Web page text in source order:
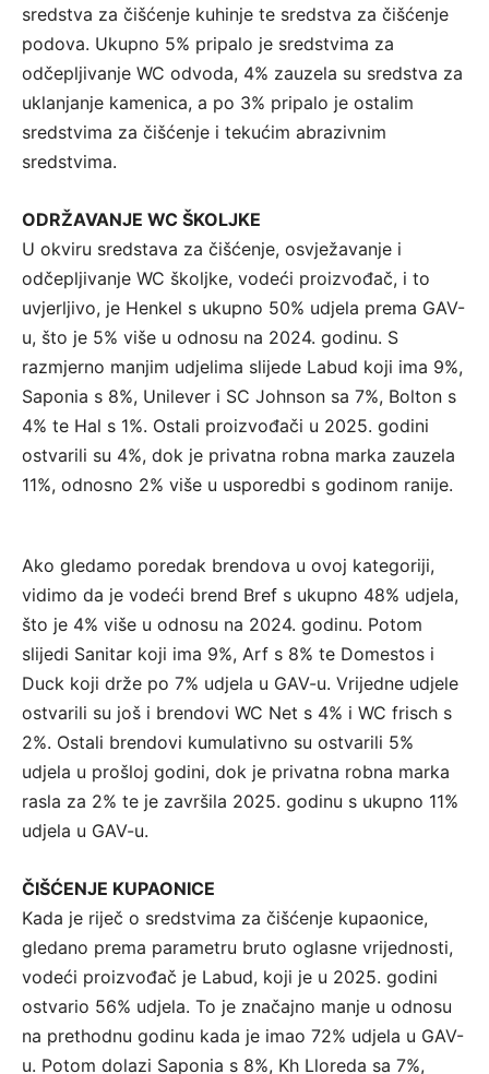
sredstva za čišćenje kuhinje te sredstva za čišćenje
podova. Ukupno 5% pripalo je sredstvima za
odčepljivanje WC odvoda, 4% zauzela su sredstva za
uklanjanje kamenica, a po 3% pripalo je ostalim
sredstvima za čišćenje i tekućim abrazivnim
sredstvima.
ODRŽAVANJE WC ŠKOLJKE
U okviru sredstava za čišćenje, osvježavanje i
odčepljivanje WC školjke, vodeći proizvođač, i to
uvjerljivo, je Henkel s ukupno 50% udjela prema GAV-
u, što je 5% više u odnosu na 2024. godinu. S
razmjerno manjim udjelima slijede Labud koji ima 9%,
Saponia s 8%, Unilever i SC Johnson sa 7%, Bolton s
4% te Hal s 1%. Ostali proizvođači u 2025. godini
ostvarili su 4%, dok je privatna robna marka zauzela
11%, odnosno 2% više u usporedbi s godinom ranije.
Ako gledamo poredak brendova u ovoj kategoriji,
vidimo da je vodeći brend Bref s ukupno 48% udjela,
što je 4% više u odnosu na 2024. godinu. Potom
slijedi Sanitar koji ima 9%, Arf s 8% te Domestos i
Duck koji drže po 7% udjela u GAV-u. Vrijedne udjele
ostvarili su još i brendovi WC Net s 4% i WC frisch s
2%. Ostali brendovi kumulativno su ostvarili 5%
udjela u prošloj godini, dok je privatna robna marka
rasla za 2% te je završila 2025. godinu s ukupno 11%
udjela u GAV-u.
ČIŠĆENJE KUPAONICE
Kada je riječ o sredstvima za čišćenje kupaonice,
gledano prema parametru bruto oglasne vrijednosti,
vodeći proizvođač je Labud, koji je u 2025. godini
ostvario 56% udjela. To je značajno manje u odnosu
na prethodnu godinu kada je imao 72% udjela u GAV-
u. Potom dolazi Saponia s 8%, Kh Lloreda sa 7%,